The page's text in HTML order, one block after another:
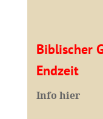
Biblischer
Endzeit
Info hier